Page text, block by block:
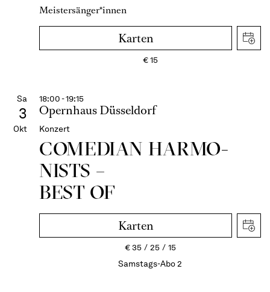
Meistersänger*innen
Karten
€15
Sa
3
Okt
18:00 - 19:15
Opernhaus Düsseldorf
Konzert
COME­DIAN HARMO­
NISTS –
BEST OF
Karten
€35 25
15
Samstags-Abo 2